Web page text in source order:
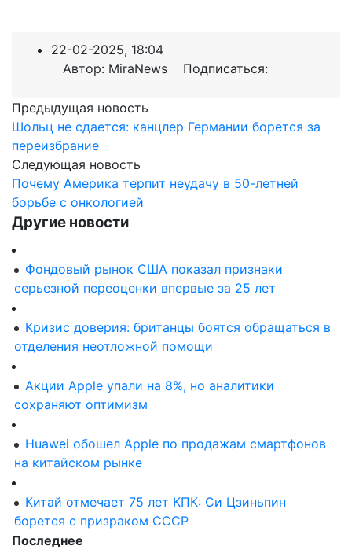
22-02-2025, 18:04
Автор: MiraNews Подписаться:
Предыдущая новость
Шольц не сдается: канцлер Германии борется за
переизбрание
Следующая новость
Почему Америка терпит неудачу в 50-летней
борьбе с онкологией
Другие новости
Фондовый рынок США показал признаки
серьезной переоценки впервые за 25 лет
Кризис доверия: британцы боятся обращаться в
отделения неотложной помощи
Акции Apple упали на 8%, но аналитики
сохраняют оптимизм
Huawei обошел Apple по продажам смартфонов
на китайском рынке
Китай отмечает 75 лет КПК: Си Цзиньпин
борется с призраком СССР
Последнее